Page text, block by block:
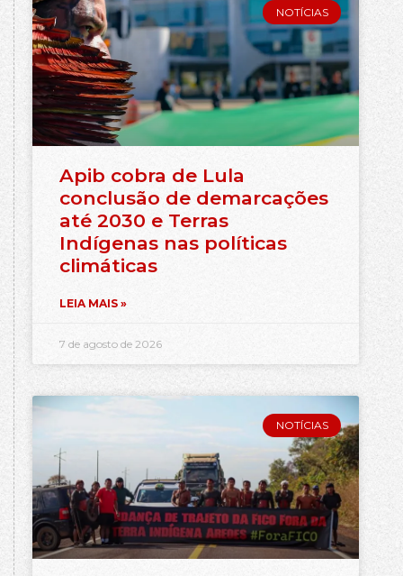
NOTÍCIAS
Apib cobra de Lula
conclusão de demarcações
até 2030 e Terras
Indígenas nas políticas
climáticas
LEIA MAIS »
7 de agosto de 2026
NOTÍCIAS